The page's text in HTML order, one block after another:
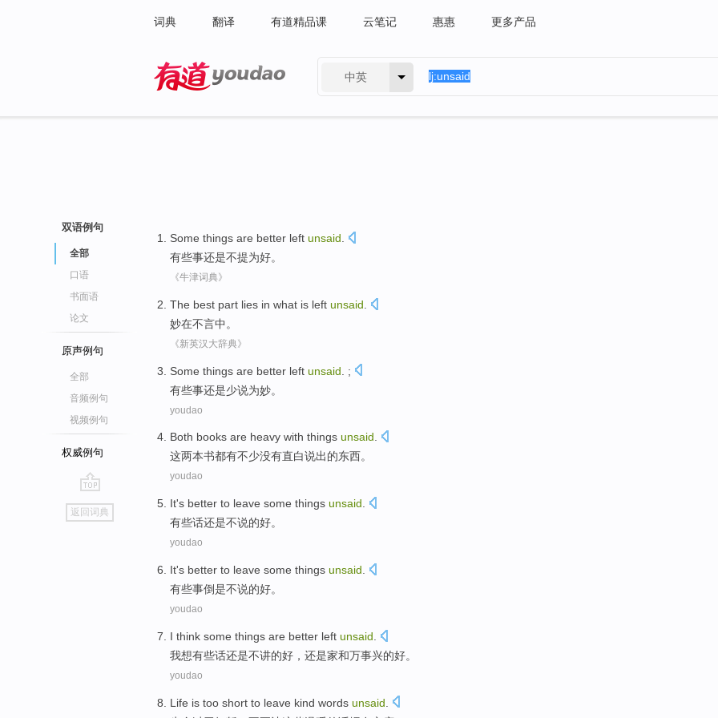
词典 翻译 有道精品课 云笔记 惠惠 更多产品
中英
双语例句
全部
口语
书面语
论文
原声例句
全部
音频例句
视频例句
权威例句
go
top
返回词典
Some things are better left unsaid
有些事还是不提为好。
《牛津词典》
The best part lies in what is left unsaid
妙在不言中 。
《新英汉大辞典》
Some things are better left unsaid . ;
有些事还是少说为妙。
youdao
Both books are heavy with things unsaid.
这两本书都有不少没有直白说出的东西。
youdao
It's better to leave some things unsaid
有些话还是不说的好。
youdao
It's better to leave some things unsaid
有些事倒是不说的好。
youdao
I think some things are better left unsaid
我想有些话还是不讲的好， 还是家和万事兴的好。
youdao
Life is too short to leave kind words unsaid